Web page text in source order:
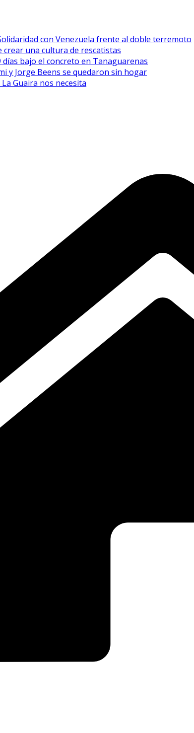
con Venezuela frente al doble terremoto
crear una cultura de rescatistas
bajo el concreto en Tanaguarenas
y Jorge Beens se quedaron sin hogar
La Guaira nos necesita